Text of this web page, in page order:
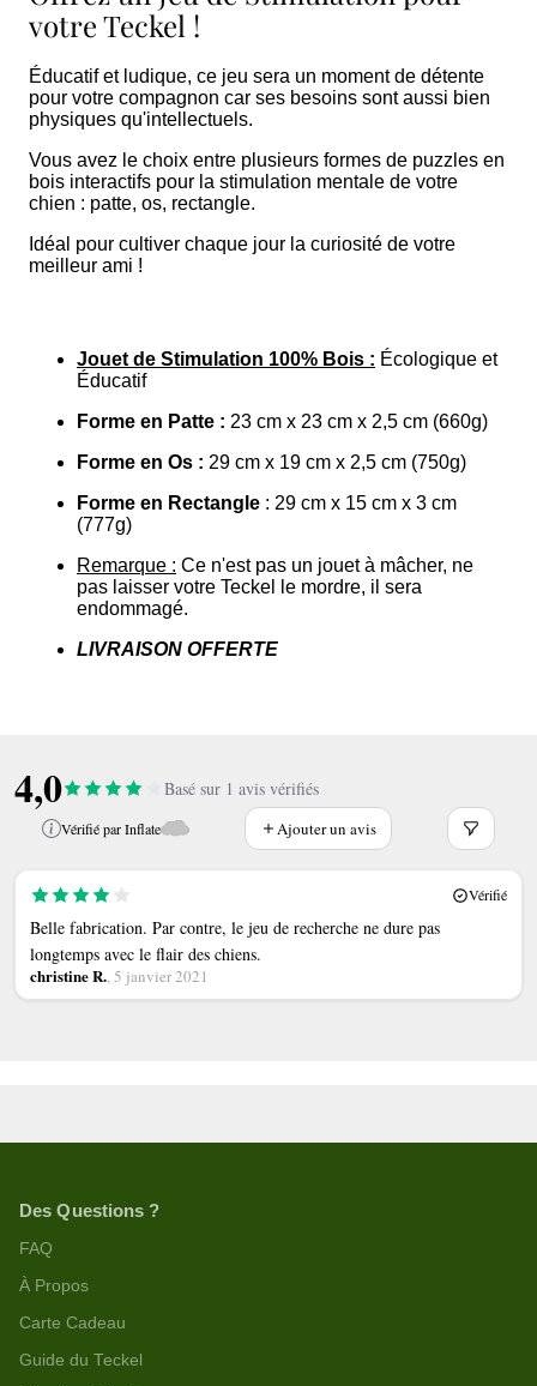
votre Teckel !
Éducatifet ludique, ce jeu sera un moment de détente
pour votre compagnon car ses besoins sont aussi bien
physiques qu'intellectuels.
Vous avez le choix entre plusieurs formes de puzzles en
bois interactifs pour la stimulation mentale de votre
chien : patte, os, rectangle.
Idéal pour cultiver chaque jour la curiosité de votre
meilleur ami !
Jouet de Stimulation 100% Bois : Écologique et
Éducatif
Forme en Patte : 23 cm x 23 cm x 2,5 cm (660g)
Forme en Os : 29 cm x 19 cm x 2,5 cm (750g)
Forme en Rectangle : 29 cm x 15 cm x 3 cm
(777g)
Remarque : Ce n'est pas un jouet à mâcher, ne
pas laisser votre Teckel le mordre, il sera
endommagé.
LIVRAISON OFFERTE
4,0 Basé sur 1 avis vérifiés
Vérifié par Inflate Ajouter un avis
Vérifié
Belle fabrication. Par contre, le jeu de recherche ne dure pas
longtemps avec le flair des chiens.
christine R., 5 janvier 2021
Des Questions ?
FAQ
À Propos
Carte Cadeau
Guide du Teckel